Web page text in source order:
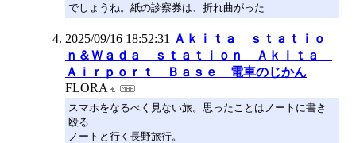
でしょうね。紙の診察券は、折れ曲がった
2025/09/16 18:52:31
Ａｋｉｔａ ｓｔａｔｉｏ
ｎ＆Ｗａｄａ ｓｔａｔｉｏｎ Ａｋｉｔａ
Ａｉｒｐｏｒｔ Ｂａｓｅ 電車のじかん
FLORA
スマホをなるべく見ない旅。思ったことはノートに書き
殴る
ノートと行く長野旅行。